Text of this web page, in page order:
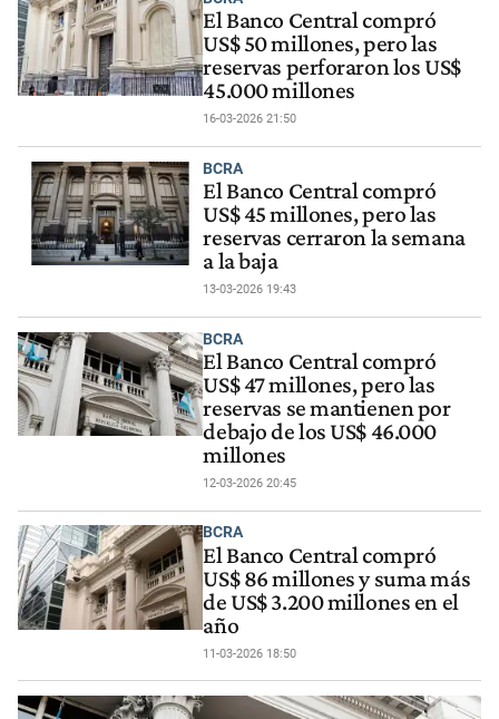
El Banco Central compró
US$ 50 millones, pero las
reservas perforaron los US$
45.000 millones
16-03-2026 21:50
BCRA
El Banco Central compró
US$ 45 millones, pero las
reservas cerraron la semana
a la baja
13-03-2026 19:43
BCRA
El Banco Central compró
US$ 47 millones, pero las
reservas se mantienen por
debajo de los US$ 46.000
millones
12-03-2026 20:45
BCRA
El Banco Central compró
US$ 86 millones y suma más
de US$ 3.200 millones en el
año
11-03-2026 18:50